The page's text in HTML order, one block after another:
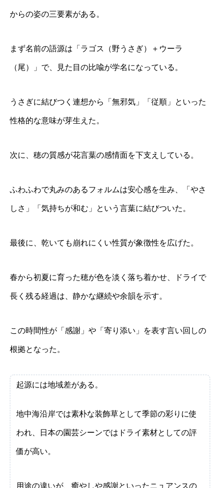
からの姿の三要素がある。
まず名前の語源は「ラゴス（野うさぎ）＋ウーラ
（尾）」で、見た目の比喩が学名になっている。
うさぎに結びつく連想から「無邪気」「従順」といった
性格的な意味が芽生えた。
次に、穂の質感が花言葉の感情面を下支えしている。
ふわふわで丸みのあるフォルムは安心感を生み、「やさ
しさ」「気持ちが和む」という言葉に結びついた。
最後に、乾いても崩れにくい性質が象徴性を広げた。
春から初夏に育った穂が色を淡く落ち着かせ、ドライで
長く残る経過は、静かな継続や余韻を示す。
この時間性が「感謝」や「寄り添い」を表す言い回しの
根拠となった。
起源には地域差がある。
地中海沿岸では素朴な装飾草として季節の彩りに使
われ、日本の園芸シーンではドライ素材としての評
価が高い。
用途の違いが、癒やしや感謝といったニュアンスの